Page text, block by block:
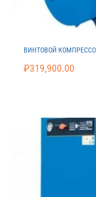
ВИНТОВОЙ КОМПРЕССОР
₽319,900.00